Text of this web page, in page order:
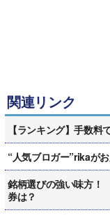
関連リンク
【ランキング】手数
“人気ブロガー”rikaが
銘柄選びの強い味方！
券は？